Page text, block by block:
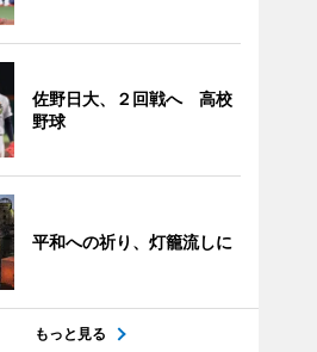
佐野日大、２回戦へ 高校
野球
平和への祈り、灯籠流しに
もっと見る